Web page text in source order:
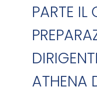
PARTE IL
ATHENA